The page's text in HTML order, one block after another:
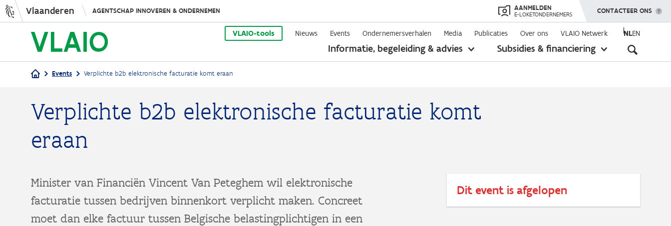
Overslaan
en
naar
de
Vlaanderen AGENTSCHAP INNOVEREN & ONDERNEMEN AANMELDEN
E-LOKETONDERNEMERS TOON MENU
CONTACTEER ONS
VLAIO-tools Nieuws Events Ondernemersverhalen Media Publicaties Over ons VLAIO Netwerk NLEN
Informatie, begeleiding & advies
toon
Subsidies & financiering
toon
Kruimelpad
Events Verplichte b2b elektronische facturatie komt eraan
Verplichte b2b elektronische facturatie komt
eraan
Minister van Financiën Vincent Van Peteghem wil elektronische
facturatie tussen bedrijven binnenkort verplicht maken. Concreet
moet dan elke factuur tussen Belgische belastingplichtigen in een
Dit event is afgelopen